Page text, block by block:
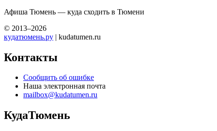
Афиша Тюмень — куда сходить в Тюмени
© 2013–2026
кудатюмень.ру | kudatumen.ru
Контакты
Сообщить об ошибке
Наша электронная почта
mailbox@kudatumen.ru
КудаТюмень